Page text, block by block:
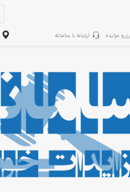
رزرو مزایده ارتباط با سامانه